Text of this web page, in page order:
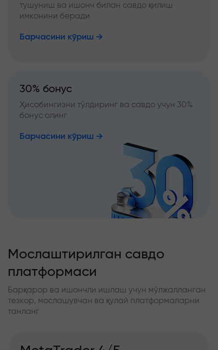
тушуниш ва ишонч билан савдо қилиш
имконини беради
Барчасини кўриш
30% бонус
Ҳисобингизни тўлдиринг ва савдо учун 30%
бонус олинг
Барчасини кўриш
Мослаштирилган савдо
платформаси
Барқарор ва ишончли ишлаш учун мўлжалланган
тезкор, мослашувчан ва қулай платформаларни
танланг